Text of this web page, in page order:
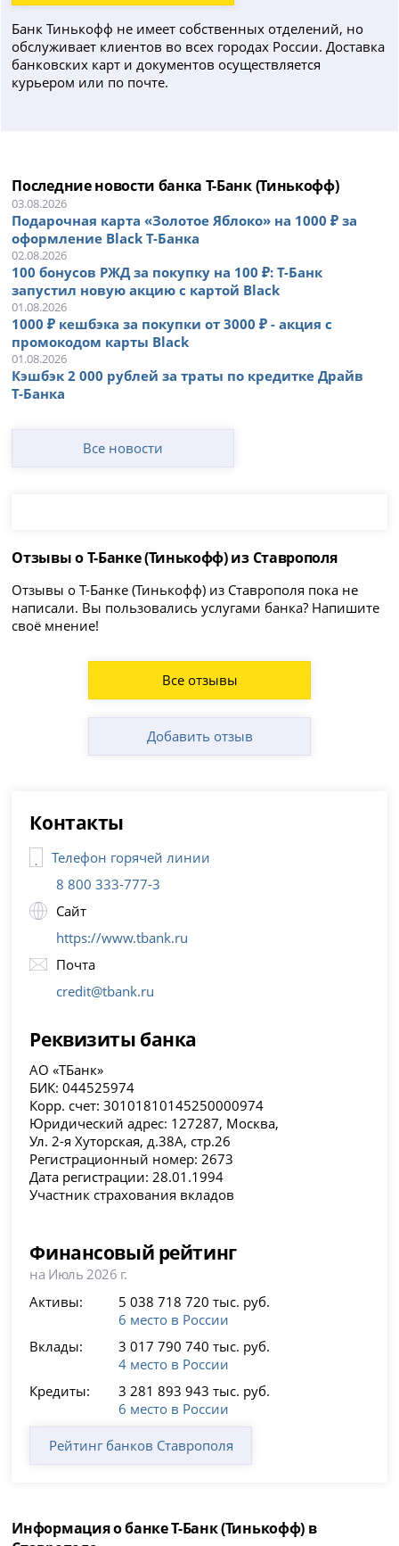
Банк Тинькофф не имеет собственных отделений, но
обслуживает клиентов во всех городах России. Доставка
банковских карт и документов осуществляется
курьером или по почте.
Последние новости банка Т-Банк (Тинькофф)
03.08.2026
Подарочная карта «Золотое Яблоко» на 1000 ₽ за
оформление Black Т-Банка
02.08.2026
100 бонусов РЖД за покупку на 100 ₽: Т-Банк
запустил новую акцию с картой Black
01.08.2026
1000 ₽ кешбэка за покупки от 3000 ₽ - акция с
промокодом карты Black
01.08.2026
Кэшбэк 2 000 рублей за траты по кредитке Драйв
Т-Банка
Все новости
Отзывы о Т-Банке (Тинькофф) из Ставрополя
Отзывы о Т-Банке (Тинькофф) из Ставрополя пока не
написали. Вы пользовались услугами банка? Напишите
своё мнение!
Все отзывы
Добавить отзыв
Контакты
Телефон горячей линии
8 800 333-777-3
Сайт
https://www.tbank.ru
Почта
credit@tbank.ru
Реквизиты банка
АО «ТБанк»
БИК: 044525974
Корр. счет: 30101810145250000974
Юридический адрес: 127287, Москва,
Ул. 2-я Хуторская, д.38А, стр.26
Регистрационный номер: 2673
Дата регистрации: 28.01.1994
Участник страхования вкладов
Финансовый рейтинг
на Июль 2026 г.
Активы:
5 038 718 720 тыс. руб.
6 место в России
Вклады:
3 017 790 740 тыс. руб.
4 место в России
Кредиты:
3 281 893 943 тыс. руб.
6 место в России
Рейтинг банков Ставрополя
Информация о банке Т-Банк (Тинькофф) в